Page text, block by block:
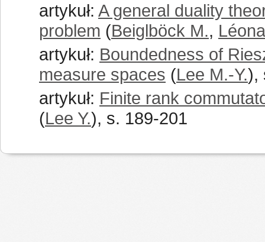
artykuł: A general duality
problem (Beiglböck M.,
artykuł: Boundedness of
measure spaces (Lee M.-Y.),
artykuł: Finite rank
(Lee Y.), s. 189-201